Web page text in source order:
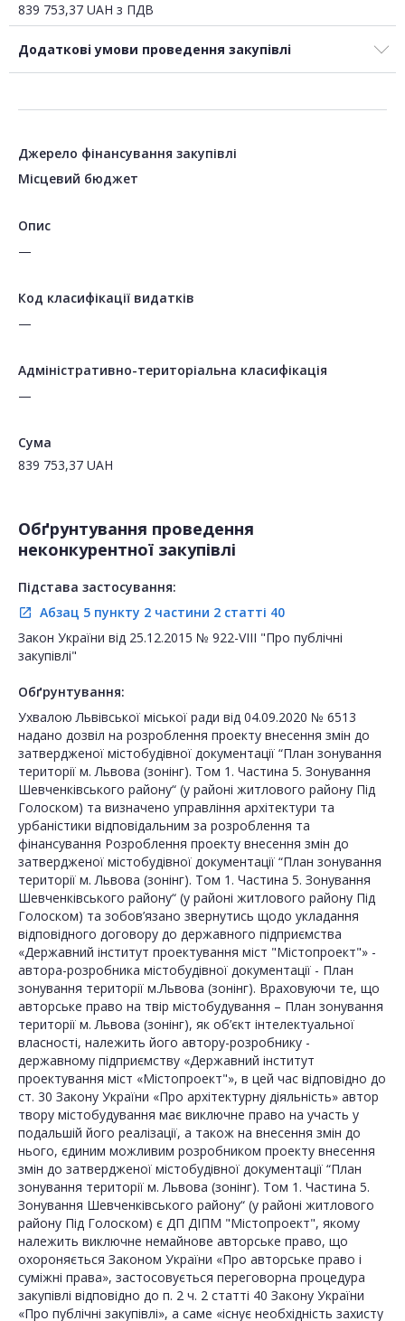
839 753,37 UAH з ПДВ
Додаткові умови проведення закупівлі
Джерело фінансування закупівлі
Місцевий бюджет
Опис
—
Код класифікації видатків
—
Адміністративно-територіальна класифікація
—
Сума
839 753,37 UAH
Обґрунтування проведення
неконкурентної закупівлі
Підстава застосування:
open_in_new
Абзац 5 пункту 2 частини 2 статті 40
Закон України від 25.12.2015 № 922-VIII "Про публічні
закупівлі"
Обґрунтування:
Ухвалою Львівської міської ради від 04.09.2020 № 6513
надано дозвіл на розроблення проекту внесення змін до
затвердженої містобудівної документації “План зонування
території м. Львова (зонінг). Том 1. Частина 5. Зонування
Шевченківського району“ (у районі житлового району Під
Голоском) та визначено управління архітектури та
урбаністики відповідальним за розроблення та
фінансування Розроблення проекту внесення змін до
затвердженої містобудівної документації “План зонування
території м. Львова (зонінг). Том 1. Частина 5. Зонування
Шевченківського району“ (у районі житлового району Під
Голоском) та зобов’язано звернутись щодо укладання
відповідного договору до державного підприємства
«Державний інститут проектування міст "Містопроект"» -
автора-розробника містобудівної документації - План
зонування території м.Львова (зонінг). Враховуючи те, що
авторське право на твір містобудування – План зонування
території м. Львова (зонінг), як об’єкт інтелектуальної
власності, належить його автору-розробнику -
державному підприємству «Державний інститут
проектування міст «Містопроект"», в цей час відповідно до
ст. 30 Закону України «Про архітектурну діяльність» автор
твору містобудування має виключне право на участь у
подальшій його реалізації, а також на внесення змін до
нього, єдиним можливим розробником проекту внесення
змін до затвердженої містобудівної документації “План
зонування території м. Львова (зонінг). Том 1. Частина 5.
Зонування Шевченківського району“ (у районі житлового
району Під Голоском) є ДП ДІПМ "Містопроект", якому
належить виключне немайнове авторське право, що
охороняється Законом України «Про авторське право і
суміжні права», застосовується переговорна процедура
закупівлі відповідно до п. 2 ч. 2 статті 40 Закону України
«Про публічні закупівлі», а саме «існує необхідність захисту